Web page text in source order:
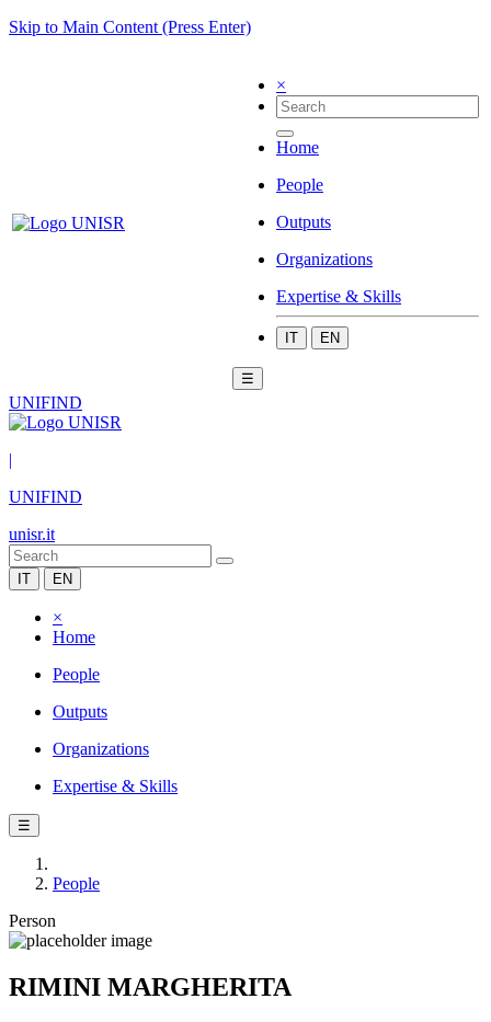
Skip to Main Content (Press Enter)
×
Home
People
Outputs
Organizations
Expertise & Skills
IT EN
☰
UNIFIND
|
UNIFIND
unisr.it
IT EN
×
Home
People
Outputs
Organizations
Expertise & Skills
☰
People
Person
RIMINI MARGHERITA